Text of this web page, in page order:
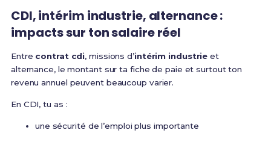
CDI, intérim industrie, alternance :
impacts sur ton salaire réel
Entre contrat cdi, missions d’intérim industrie et
alternance, le montant sur ta fiche de paie et surtout ton
revenu annuel peuvent beaucoup varier.
En CDI, tu as :
une sécurité de l’emploi plus importante